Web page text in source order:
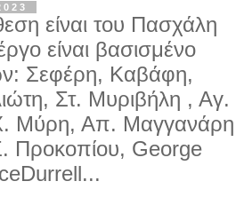
είναι του Πασχάλη
είναι βασισμένο
Σεφέρη, Καβάφη,
Στ. Μυριβήλη , Αγ.
Μύρη, Απ. Μαγγανάρη
Προκοπίου, George